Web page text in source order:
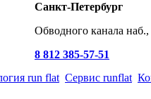
Санкт-Петербург
Обводного канала
8 812 385-57-51
run flat Сервис runflat